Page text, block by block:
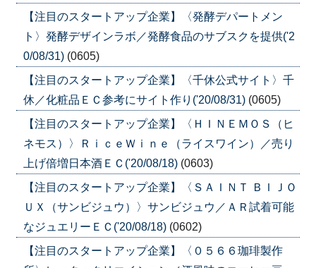
【注目のスタートアップ企業】〈発酵デパートメン
ト〉発酵デザインラボ／発酵食品のサブスクを提供('2
0/08/31) (0605)
【注目のスタートアップ企業】〈千休公式サイト〉千
休／化粧品ＥＣ参考にサイト作り('20/08/31) (0605)
【注目のスタートアップ企業】〈ＨＩＮＥＭＯＳ（ヒ
ネモス）〉ＲｉｃｅＷｉｎｅ（ライスワイン）／売り
上げ倍増日本酒ＥＣ('20/08/18) (0603)
【注目のスタートアップ企業】〈ＳＡＩＮＴ ＢＩＪＯ
ＵＸ（サンビジュウ）〉サンビジュウ／ＡＲ試着可能
なジュエリーＥＣ('20/08/18) (0602)
【注目のスタートアップ企業】〈０５６６珈琲製作